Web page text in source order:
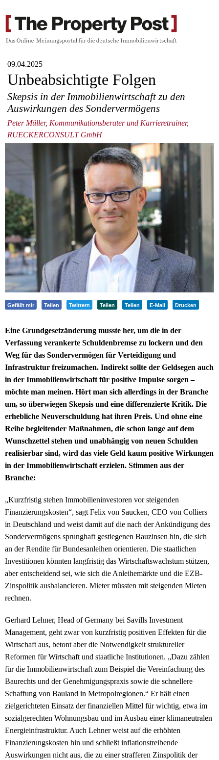
09.04.2025
Unbeabsichtigte Folgen
Skepsis in der Immobilienwirtschaft zu den
Auswirkungen des Sondervermögens
Peter Müller, Kommunikationsberater und Karrieretrainer,
RUECKERCONSULT GmbH
Gefällt mir Teilen Twittern Teilen Teilen E-Mail Drucken
Eine Grundgesetzänderung musste her, um die in der
Verfassung verankerte Schuldenbremse zu lockern und den
Weg für das Sondervermögen für Verteidigung und
Infrastruktur freizumachen. Indirekt sollte der Geldsegen auch
in der Immobilienwirtschaft für positive Impulse sorgen –
möchte man meinen. Hört man sich allerdings in der Branche
um, so überwiegen Skepsis und eine differenzierte Kritik. Die
erhebliche Neuverschuldung hat ihren Preis. Und ohne eine
Reihe begleitender Maßnahmen, die schon lange auf dem
Wunschzettel stehen und unabhängig von neuen Schulden
realisierbar sind, wird das viele Geld kaum positive Wirkungen
in der Immobilienwirtschaft erzielen. Stimmen aus der
Branche:
„Kurzfristig stehen Immobilieninvestoren vor steigenden
Finanzierungskosten“, sagt Felix von Saucken, CEO von Colliers
in Deutschland und weist damit auf die nach der Ankündigung des
Sondervermögens sprunghaft gestiegenen Bauzinsen hin, die sich
an der Rendite für Bundesanleihen orientieren. Die staatlichen
Investitionen könnten langfristig das Wirtschaftswachstum stützen,
aber entscheidend sei, wie sich die Anleihemärkte und die EZB-
Zinspolitik ausbalancieren. Mieter müssten mit steigenden Mieten
rechnen.
Gerhard Lehner, Head of Germany bei Savills Investment
Management, geht zwar von kurzfristig positiven Effekten für die
Wirtschaft aus, betont aber die Notwendigkeit struktureller
Reformen für Wirtschaft und staatliche Institutionen. „Dazu zählen
für die Immobilienwirtschaft zum Beispiel die Vereinfachung des
Baurechts und der Genehmigungspraxis sowie die schnellere
Schaffung von Bauland in Metropolregionen.“ Er hält einen
zielgerichteten Einsatz der finanziellen Mittel für wichtig, etwa im
sozialgerechten Wohnungsbau und im Ausbau einer klimaneutralen
Energieinfrastruktur. Auch Lehner weist auf die erhöhten
Finanzierungskosten hin und schließt inflationstreibende
Auswirkungen nicht aus, die zu einer strafferen Zinspolitik der